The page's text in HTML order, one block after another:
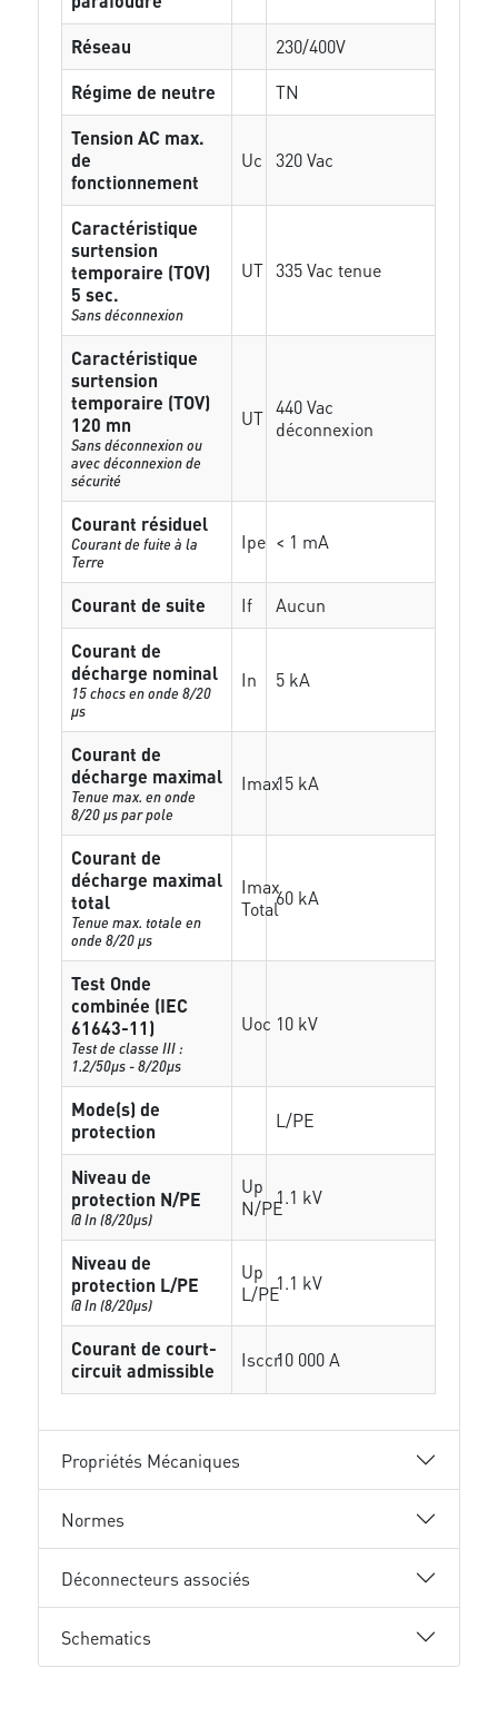
Réseau
230/400V
Régime de neutre
TN
Tension AC max.
de
fonctionnement
Uc 320 Vac
Caractéristique
surtension
temporaire (TOV)
5 sec.
Sans déconnexion
UT 335 Vac tenue
Caractéristique
surtension
temporaire (TOV)
120 mn
Sans déconnexion ou
avec déconnexion de
sécurité
UT 440 Vac
déconnexion
Courant résiduel
Courant de fuite à la
Terre
Ipe < 1 mA
Courant de suite If
Aucun
Courant de
décharge nominal
15 chocs en onde 8/20
µs
In 5 kA
Courant de
décharge maximal
Tenue max. en onde
8/20 µs par pole
Imax15 kA
Courant de
décharge maximal
total
Tenue max. totale en
onde 8/20 µs
Imax
Total60 kA
Test Onde
combinée (IEC
61643-11)
Test de classe III :
1.2/50µs - 8/20µs
Uoc 10 kV
Mode(s) de
protection
L/PE
Niveau de
protection N/PE
@ In (8/20µs)
Up
N/PE1.1 kV
Niveau de
protection L/PE
@ In (8/20µs)
Up
L/PE1.1 kV
Courant de court-
circuit admissible
Isccr10 000 A
Propriétés Mécaniques
Normes
Déconnecteurs associés
Schematics